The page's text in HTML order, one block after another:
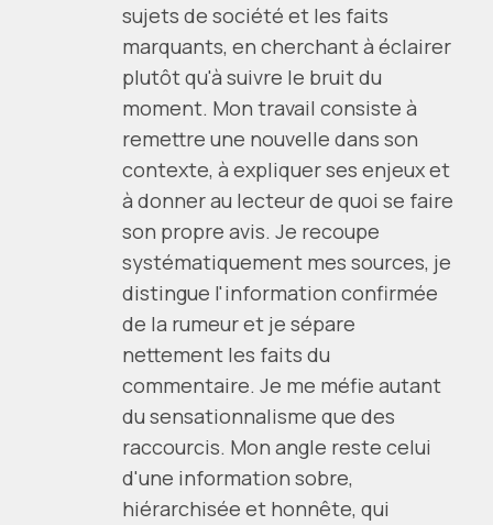
sujets de société et les faits
marquants, en cherchant à éclairer
plutôt qu'à suivre le bruit du
moment. Mon travail consiste à
remettre une nouvelle dans son
contexte, à expliquer ses enjeux et
à donner au lecteur de quoi se faire
son propre avis. Je recoupe
systématiquement mes sources, je
distingue l'information confirmée
de la rumeur et je sépare
nettement les faits du
commentaire. Je me méfie autant
du sensationnalisme que des
raccourcis. Mon angle reste celui
d'une information sobre,
hiérarchisée et honnête, qui